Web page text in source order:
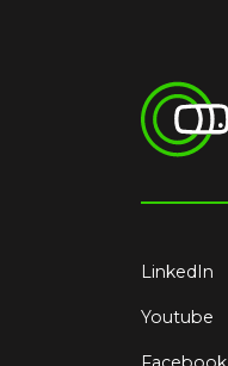
LinkedIn
Youtube